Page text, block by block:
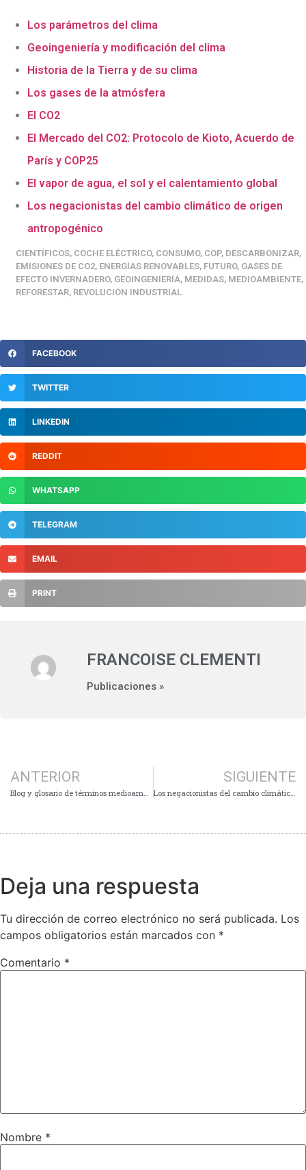
Los parámetros del clima
Geoingeniería y modificación del clima
Historia de la Tierra y de su clima
Los gases de la atmósfera
El CO2
El Mercado del CO2: Protocolo de Kioto, Acuerdo de
París y COP25
El vapor de agua, el sol y el calentamiento global
Los negacionistas del cambio climático de origen
antropogénico
CIENTÍFICOS, COCHE ELÉCTRICO, CONSUMO, COP, DESCARBONIZAR,
EMISIONES DE CO2, ENERGÍAS RENOVABLES, FUTURO, GASES DE
EFECTO INVERNADERO, GEOINGENIERÍA, MEDIDAS, MEDIOAMBIENTE,
REFORESTAR, REVOLUCIÓN INDUSTRIAL
FACEBOOK
TWITTER
LINKEDIN
REDDIT
WHATSAPP
TELEGRAM
EMAIL
PRINT
FRANCOISE CLEMENTI
Publicaciones »
ANTERIOR
Blog y glosario de términos medioambientales
SIGUIENTE
Los negacionistas del cambio climático de origen antropogénico.
Deja una respuesta
Tu dirección de correo electrónico no será publicada. Los
campos obligatorios están marcados con *
Comentario *
Nombre *